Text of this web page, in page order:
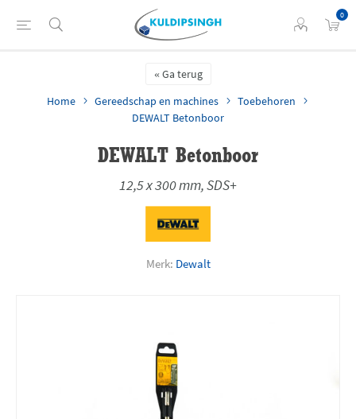
0
Ga terug
Home
Gereedschap en machines
Toebehoren
DEWALT Betonboor
DEWALT Betonboor
12,5 x 300 mm, SDS+
Merk: Dewalt